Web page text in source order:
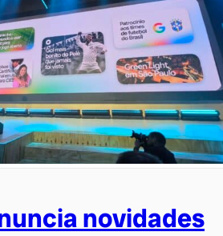
novidades